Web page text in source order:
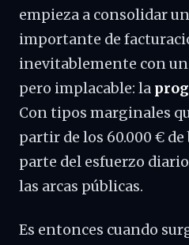
empieza a consolidar
importante de
inevitablemente con
pero implacable: la
Con tipos marginales
partir de los 60.000 €
parte del esfuerzo
las arcas públicas.
Es entonces cuando